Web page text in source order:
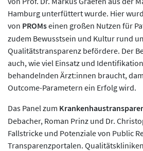
Hamburg unterfüttert wurde. Hier
von PROMseinen großen Nutzen für
zudem Bewusstsein und Kultur rund
Qualitätstransparenz befördere. Der
auch, wie viel Einsatz und
behandelnden Ärzt:innen braucht,
Outcome-Parametern ein Erfolg wird.
Das Panel zum
Debacher, Roman Prinz und Dr.
Fallstricke und Potenziale von Public
Transparenzportalen.